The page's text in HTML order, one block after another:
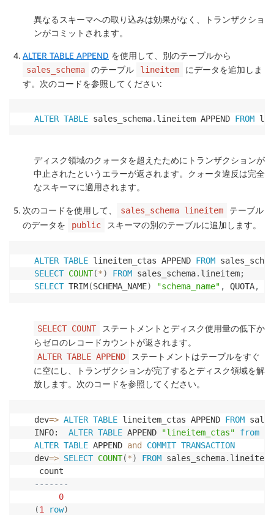
異なるスキーマへの取り込みは効果がなく、トランザクショ
ンがコミットされます。
ALTER TABLE APPEND を使用して、別のテーブルから
sales_schema のテーブル lineitem
にデータを追加しま
す。次のコードを参照してください:
ALTER TABLE sales_schema. lineitem APPEND FROM
ディスク領域のクォータを超えたためにトランザクションが
中止されたというエラーが返されます。クォータ違反は完全
なスキーマに適用されます。
次のコードを使用して、 sales_schema lineitem
テーブル
のデータを
public スキーマの別のテーブルに追加します。
ALTER TABLE lineitem_ctas APPEND FROM
SELECT COUNT(*) FROM sales_schema. lineitem;
SELECT TRIM(SCHEMA_NAME) "schema_name" , QUOTA,
SELECT COUNT
ステートメントとディスク使用量の低下か
らゼロのレコードカウントが返されます。
ALTER TABLE APPEND
ステートメントはテーブルをすぐ
に空にし、トランザクションが完了するとディスク領域を解
放します。次のコードを参照してください。
dev=> ALTER TABLE lineitem_ctas APPEND FROM
INFO: ALTER TABLE APPEND "lineitem_ctas" from
ALTER TABLE APPEND and COMMIT TRANSACTION
dev=> SELECT COUNT(*) FROM sales_schema. lineitem
-------
0
(1 row)